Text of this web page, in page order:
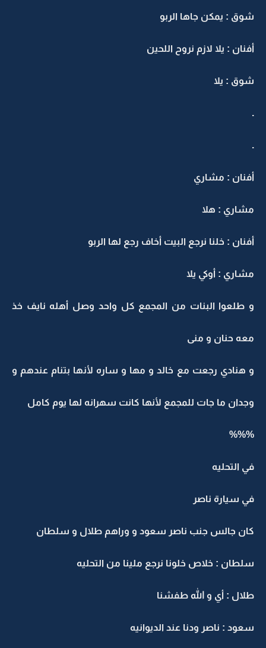
شوق : يمكن جاها الربو
أفنان : يلا لازم نروح اللحين
شوق : يلا
.
.
أفنان : مشاري
مشاري : هلا
أفنان : خلنا نرجع البيت أخاف رجع لها الربو
مشاري : أوكي يلا
و طلعوا البنات من المجمع كل واحد وصل أهله نايف خذ
معه حنان و منى
و هنادي رجعت مع خالد و مها و ساره لأنها بتنام عندهم و
وجدان ما جات للمجمع لأنها كانت سهرانه لها يوم كامل
%%%
في التحليه
في سيارة ناصر
كان جالس جنب ناصر سعود و وراهم طلال و سلطان
سلطان : خلاص خلونا نرجع ملينا من التحليه
طلال : أي و الله طفشنا
سعود : ناصر ودنا عند الديوانيه